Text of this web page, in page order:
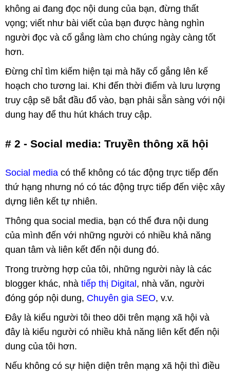
không ai đang đọc nội dung của bạn, đừng thất
vọng; viết như bài viết của bạn được hàng nghìn
người đọc và cố gắng làm cho chúng ngày càng tốt
hơn.
Đừng chỉ tìm kiếm hiện tại mà hãy cố gắng lên kế
hoạch cho tương lai. Khi đến thời điểm và lưu lượng
truy cập sẽ bắt đầu đổ vào, bạn phải sẵn sàng với nội
dung hay để thu hút khách truy cập.
# 2 - Social media: Truyền thông xã hội
Social media có thể không có tác động trực tiếp đến
thứ hạng nhưng nó có tác động trực tiếp đến việc xây
dựng liên kết tự nhiên.
Thông qua social media, bạn có thể đưa nội dung
của mình đến với những người có nhiều khả năng
quan tâm và liên kết đến nội dung đó.
Trong trường hợp của tôi, những người này là các
blogger khác, nhà tiếp thị Digital , nhà văn, người
đóng góp nội dung, Chuyên gia SEO, v.v.
Đây là kiểu người tôi theo dõi trên mạng xã hội và
đây là kiểu người có nhiều khả năng liên kết đến nội
dung của tôi hơn.
Nếu không có sự hiện diện trên mạng xã hội thì điều